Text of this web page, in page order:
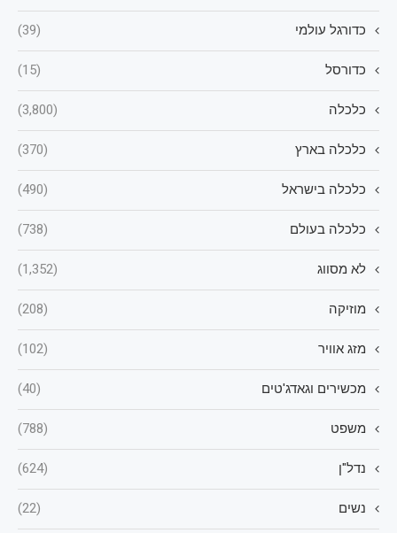
כדורגל עולמי (39)
כדורסל (15)
כלכלה (3,800)
כלכלה בארץ (370)
כלכלה בישראל (490)
כלכלה בעולם (738)
לא מסווג (1,352)
מוזיקה (208)
מזג אוויר (102)
מכשירים וגאדג'טים (40)
משפט (788)
נדל"ן (624)
נשים (22)